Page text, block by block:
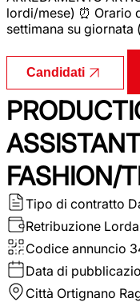
lordi/mese) ⏰ Orario
settimana su giornata
Candidati
FASHION/
Tipo di contratto
Retribuzione Lorda
Codice annuncio
Data di
Città Ortignano